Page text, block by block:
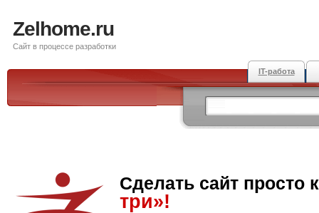
Zelhome.ru
Сайт в процессе разработки
IT-работа
Сделать сайт просто
три»!